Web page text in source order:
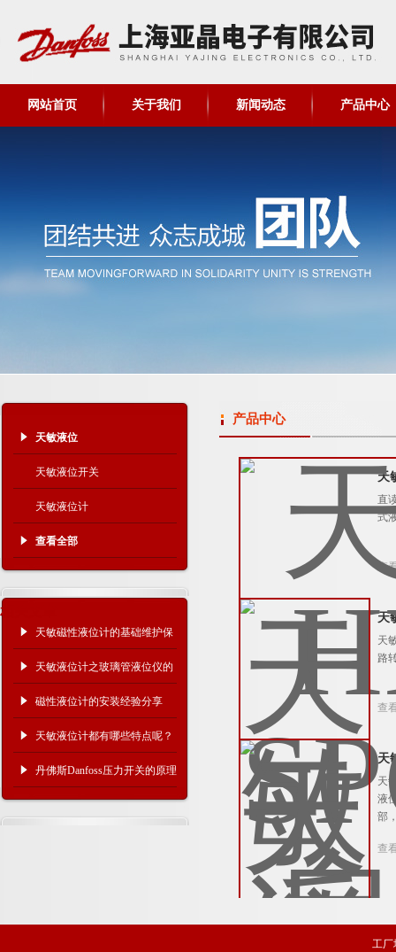
网站首页 关于我们 新闻动态 产品中心
天敏液位
天敏液位开关
天敏液位计
查看全部
相关文章
天敏磁性液位计的基础维护保
养马虎不得
天敏液位计之玻璃管液位仪的
安装及使用要点介绍
磁性液位计的安装经验分享
天敏液位计都有哪些特点呢？
丹佛斯Danfoss压力开关的原理
及特点概述
产品中心
天
直
式
查
天
天
路
查
天
天
液
部
查
工厂